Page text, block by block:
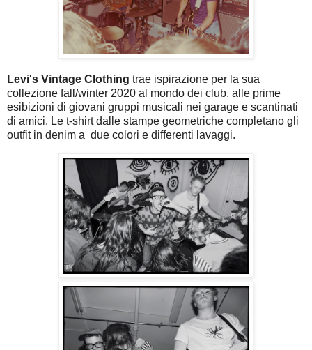
Levi's Vintage Clothing trae ispirazione per la sua
collezione fall/winter 2020 al mondo dei club, alle prime
esibizioni di giovani gruppi musicali nei garage e scantinati
di amici. Le t-shirt dalle stampe geometriche completano gli
outfit in denim a due colori e differenti lavaggi.